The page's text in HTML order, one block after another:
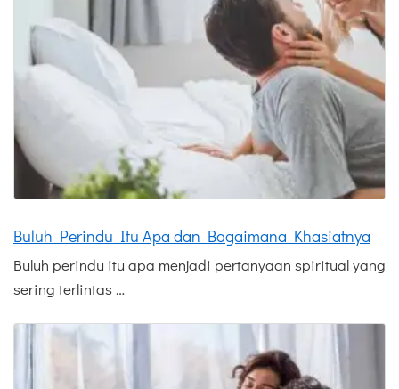
Buluh Perindu Itu Apa dan Bagaimana Khasiatnya
Buluh perindu itu apa menjadi pertanyaan spiritual yang
sering terlintas …